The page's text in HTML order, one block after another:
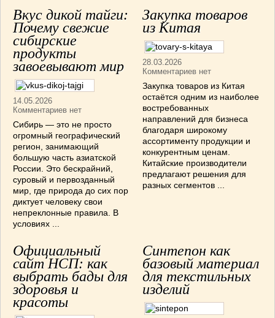
Вкус дикой тайги:
Почему свежие
сибирские
продукты
завоевывают мир
14.05.2026
Комментариев нет
Сибирь — это не просто
огромный географический
регион, занимающий
большую часть азиатской
России. Это бескрайний,
суровый и первозданный
мир, где природа до сих пор
диктует человеку свои
непреклонные правила. В
условиях ...
Закупка товаров
из Китая
28.03.2026
Комментариев нет
Закупка товаров из Китая
остаётся одним из наиболее
востребованных
направлений для бизнеса
благодаря широкому
ассортименту продукции и
конкурентным ценам.
Китайские производители
предлагают решения для
разных сегментов ...
Официальный
сайт НСП: как
выбрать бады для
здоровья и
красоты
Синтепон как
базовый материал
для текстильных
изделий